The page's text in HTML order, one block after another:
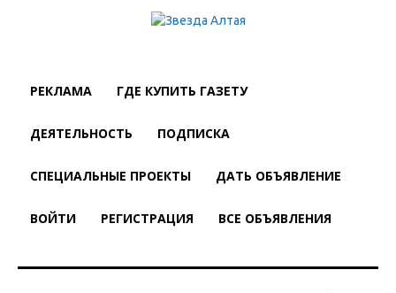
РЕКЛАМА ГДЕ КУПИТЬ ГАЗЕТУ
ДЕЯТЕЛЬНОСТЬ ПОДПИСКА
СПЕЦИАЛЬНЫЕ ПРОЕКТЫ ДАТЬ ОБЪЯВЛЕНИЕ
ВОЙТИ РЕГИСТРАЦИЯ ВСЕ ОБЪЯВЛЕНИЯ